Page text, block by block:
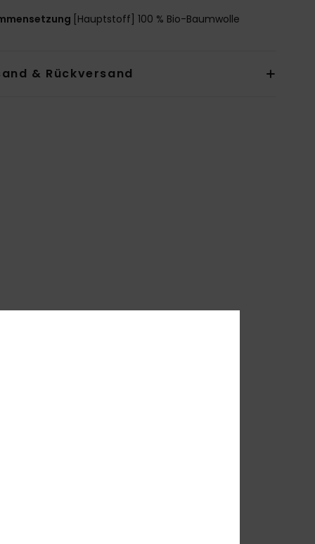
[Hauptstoff] 100 % Bio-Baumwolle
& Rückversand